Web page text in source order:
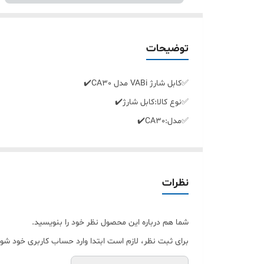
توضیحات
✅️کابل شارژ VABi مدل CA30✔️
✅️نوع کالا:کابل شارژ✔️
✅️مدل:CA30✔️
✅️طول کابل:25 سانتی متر✔️
نظرات
شما هم درباره این محصول نظر خود را بنویسید.
برای ثبت نظر، لازم است ابتدا وارد حساب کاربری خود